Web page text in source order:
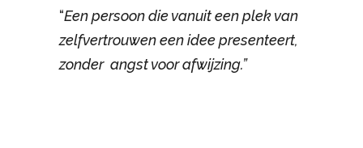
“Een persoon die vanuit een plek van
zelfvertrouwen een idee presenteert,
zonder angst voor afwijzing.”